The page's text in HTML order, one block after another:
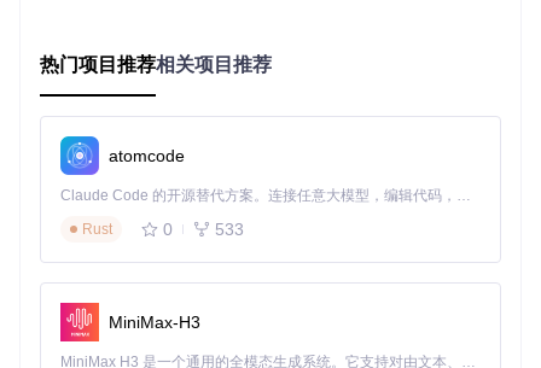
部署AIClient-2-API仅需三个核心步骤，整个过程可在5分钟内
完成：
1. 源码获取
git clone
环境检查清单
Node.js v14+已安装
Git命令可用
网络连接正常
热门项目推荐相关项目推荐
atomcode
Claude Code 的开源替代方案。连接任意大模型，编辑代码，运行命令，自动验证 — 全自动执行。用 Rust 构建，极致性能。 ｜ An open-source alternative to Claude Code. Connect any LLM, edit code, run commands, and verify changes — autonomously. Built in Rust for speed. Get Started
Rust
0 533
MiniMax-H3
MiniMax H3 是一个通用的全模态生成系统。它支持对由文本、图像、视频和音频组成的多模态上下文进行统一理解，并能生成分辨率高达 2K、时长可达 15 秒的带原生立体声音频的视频。得益于面向任务泛化的系统设计，H3 在预训练阶段就已具备广泛的多模态上下文理解与生成能力，能够出色地执行复杂的多模态指令。